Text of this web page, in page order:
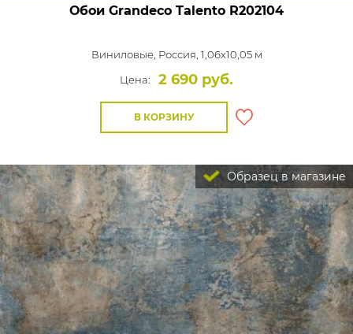
Обои Grandeco Talento R202104
Виниловые, Россия, 1,06x10,05 м
Цена:
2 690 руб.
В КОРЗИНУ
Образец в магазине